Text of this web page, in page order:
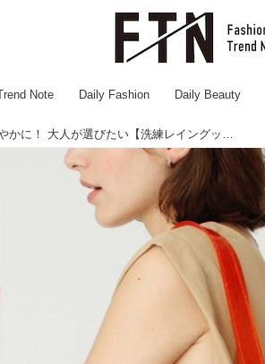
Note Daily Fashion Daily Beauty